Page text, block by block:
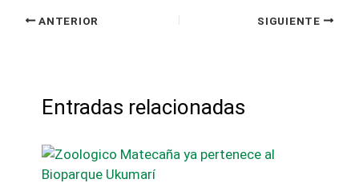
ANTERIOR SIGUIENTE
Entradas relacionadas